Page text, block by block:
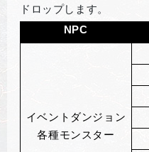
ドロップします。
NPC
イベントダンジョン
各種モンスター